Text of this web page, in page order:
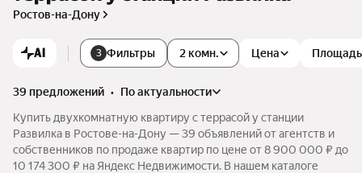
Ростов-на-Дону
AI 3 Фильтры 2 комн. Цена Площадь
39 предложений •
по актуальности
Купить двухкомнатную квартиру с террасой у станции
Развилка в Ростове-на-Дону — 39 объявлений от агентств и
собственников по продаже квартир по цене от 8 900 000 ₽ до
10 174 300 ₽ на Яндекс Недвижимости. В нашем каталоге